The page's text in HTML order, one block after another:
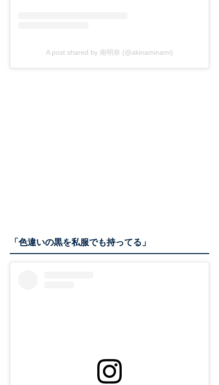
A post shared by 南明奈 (@akinaminami)
「色違いの黒を私服でも持ってる」